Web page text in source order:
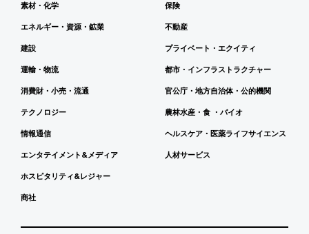
素材・化学
エネルギー・資源・鉱業
建設
運輸・物流
消費財・小売・流通
テクノロジー
情報通信
エンタテイメント&メディア
ホスピタリティ&レジャー
商社
保険
不動産
プライベート・エクイティ
都市・インフラストラクチャー
官公庁・地方自治体・公的機関
農林水産・食 ・バイオ
ヘルスケア・医薬ライフサイエンス
人材サービス